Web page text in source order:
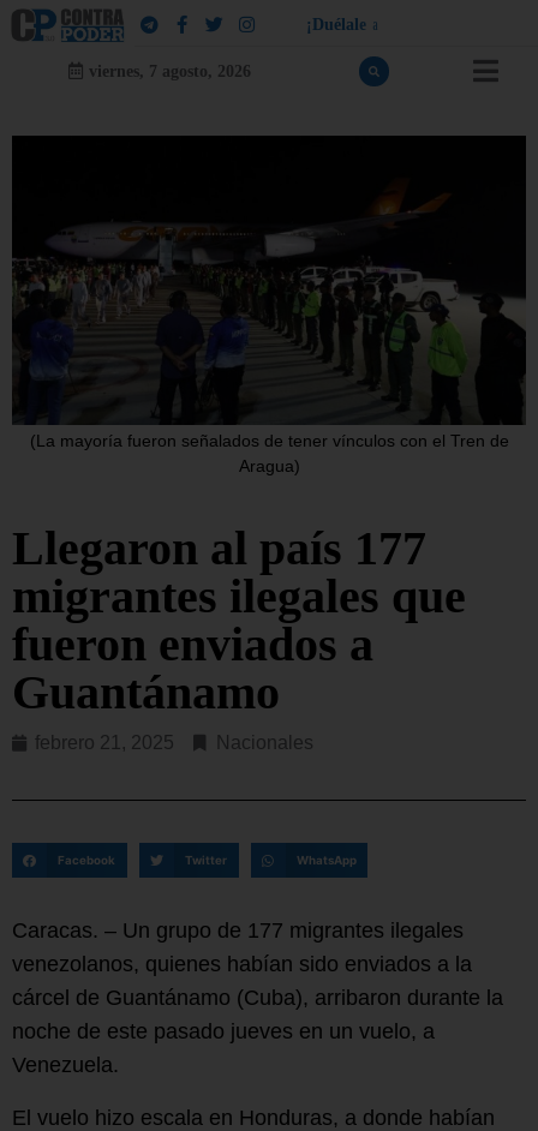
¡ Dué a e a
viernes, 7 agosto, 2026
(La mayoría fueron señalados de tener vínculos con el Tren de
Aragua)
Llegaron al país 177
migrantes ilegales que
fueron enviados a
Guantánamo
febrero 21, 2025 Nacionales
Facebook Twitter WhatsApp
Caracas. – Un grupo de 177 migrantes ilegales
venezolanos, quienes habían sido enviados a la
cárcel de Guantánamo (Cuba), arribaron durante la
noche de este pasado jueves en un vuelo, a
Venezuela.
El vuelo hizo escala en Honduras, a donde habían